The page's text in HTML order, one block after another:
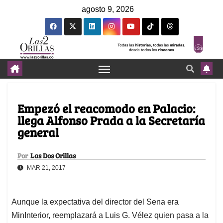
agosto 9, 2026
Empezó el reacomodo en Palacio:
llega Alfonso Prada a la Secretaría
general
Por Las Dos Orillas
MAR 21, 2017
Aunque la expectativa del director del Sena era
MinInterior, reemplazará a Luis G. Vélez quien pasa a la